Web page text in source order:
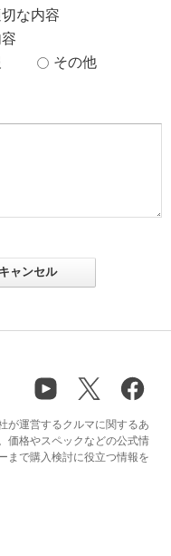
な内容
その他
が運営するクルマに関するあ
価格やスペックなどの公式情
まで購入検討に役立つ情報を